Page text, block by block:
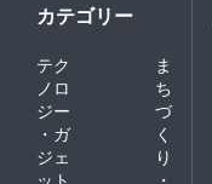
カテゴリー
テク
ノロ
ジー
・ガ
ジェ
ま
ち
づ
く
り